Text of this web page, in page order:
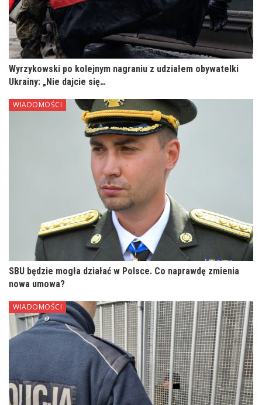
Wyrzykowski po kolejnym nagraniu z udziałem obywatelki
Ukrainy: „Nie dajcie się…
WIADOMOŚCI
SBU będzie mogła działać w Polsce. Co naprawdę zmienia
nowa umowa?
WIADOMOŚCI